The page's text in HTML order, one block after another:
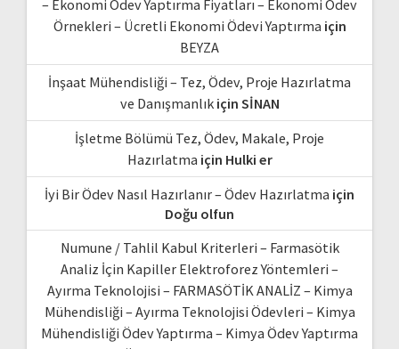
– Ekonomi Ödev Yaptırma Fiyatları – Ekonomi Ödev
Örnekleri – Ücretli Ekonomi Ödevi Yaptırma için
BEYZA
İnşaat Mühendisliği – Tez, Ödev, Proje Hazırlatma
ve Danışmanlıkiçin SİNAN
İşletme Bölümü Tez, Ödev, Makale, Proje
Hazırlatma için Hulki er
İyi Bir Ödev Nasıl Hazırlanır – Ödev Hazırlatma için
Doğu olfun
Numune / Tahlil Kabul Kriterleri – Farmasötik
Analiz İçin Kapiller Elektroforez Yöntemleri –
Ayırma Teknolojisi – FARMASÖTİK ANALİZ – Kimya
Mühendisliği – Ayırma Teknolojisi Ödevleri – Kimya
Mühendisliği Ödev Yaptırma – Kimya Ödev Yaptırma